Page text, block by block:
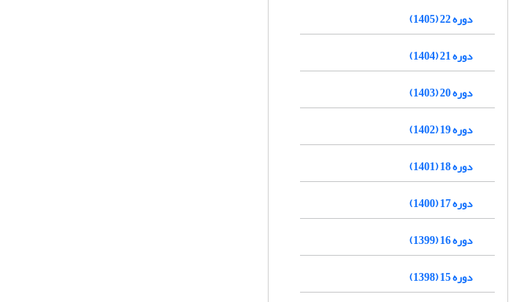
دوره 22 (1405)
دوره 21 (1404)
دوره 20 (1403)
دوره 19 (1402)
دوره 18 (1401)
دوره 17 (1400)
دوره 16 (1399)
دوره 15 (1398)